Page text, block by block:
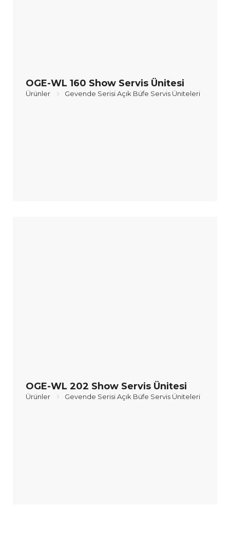
OGE-WL 160 Show Servis Ünitesi
Ürünler Gevende Serisi Açık Büfe Servis Üniteleri
OGE-WL 202 Show Servis Ünitesi
Ürünler Gevende Serisi Açık Büfe Servis Üniteleri